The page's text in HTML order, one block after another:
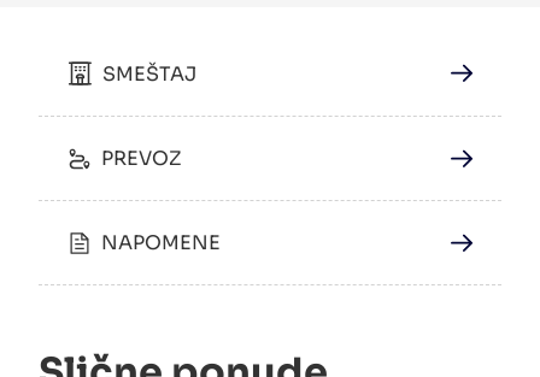
SMEŠTAJ
PREVOZ
NAPOMENE